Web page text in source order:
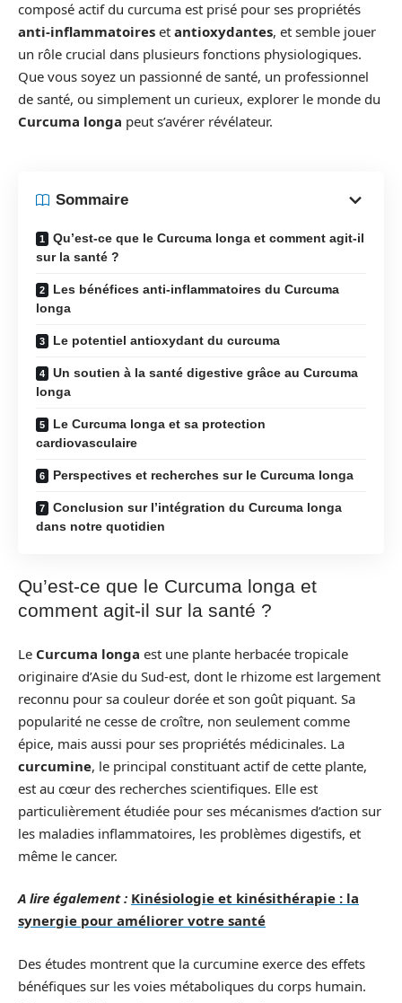
composé actif du curcuma est prisé pour ses propriétés
anti-inflammatoires et antioxydantes, et semble jouer
un rôle crucial dans plusieurs fonctions physiologiques.
Que vous soyez un passionné de santé, un professionnel
de santé, ou simplement un curieux, explorer le monde du
Curcuma longa peut s’avérer révélateur.
Sommaire
Qu’est-ce que le Curcuma longa et comment agit-il
sur la santé ?
Les bénéfices anti-inflammatoires du Curcuma
longa
Le potentiel antioxydant du curcuma
Un soutien à la santé digestive grâce au Curcuma
longa
Le Curcuma longa et sa protection
cardiovasculaire
Perspectives et recherches sur le Curcuma longa
Conclusion sur l’intégration du Curcuma longa
dans notre quotidien
Qu’est-ce que le Curcuma longa et
comment agit-il sur la santé ?
Le Curcuma longa est une plante herbacée tropicale
originaire d’Asie du Sud-est, dont le rhizome est largement
reconnu pour sa couleur dorée et son goût piquant. Sa
popularité ne cesse de croître, non seulement comme
épice, mais aussi pour ses propriétés médicinales. La
curcumine, le principal constituant actif de cette plante,
est au cœur des recherches scientifiques. Elle est
particulièrement étudiée pour ses mécanismes d’action sur
les maladies inflammatoires, les problèmes digestifs, et
même le cancer.
A lire également : Kinésiologie et kinésithérapie : la
synergie pour améliorer votre santé
Des études montrent que la curcumine exerce des effets
bénéfiques sur les voies métaboliques du corps humain.